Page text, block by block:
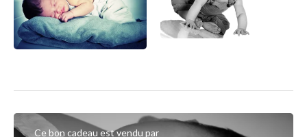
Ce bon cadeau est vendu par